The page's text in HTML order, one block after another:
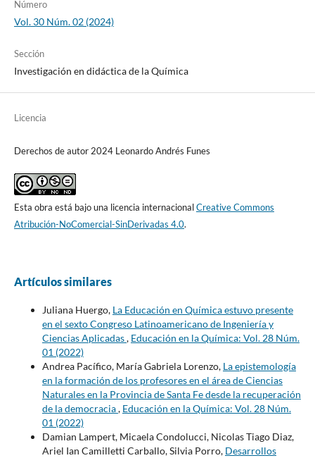
Número
Vol. 30 Núm. 02 (2024)
Sección
Investigación en didáctica de la Química
Licencia
Derechos de autor 2024 Leonardo Andrés Funes
Esta obra está bajo una licencia internacionalCreative Commons
Atribución-NoComercial-SinDerivadas 4.0.
Artículos similares
Juliana Huergo, La Educación en Química estuvo presente
en el sexto Congreso Latinoamericano de Ingeniería y
Ciencias Aplicadas, Educación en la Química: Vol. 28 Núm.
01 (2022)
Andrea Pacífico, María Gabriela Lorenzo, La epistemología
en la formación de los profesores en el área de Ciencias
Naturales en la Provincia de Santa Fe desde la recuperación
de la democracia, Educación en la Química: Vol. 28 Núm.
01 (2022)
Damian Lampert, Micaela Condolucci, Nicolas Tiago Diaz,
Ariel Ian Camilletti Carballo, Silvia Porro, Desarrollos